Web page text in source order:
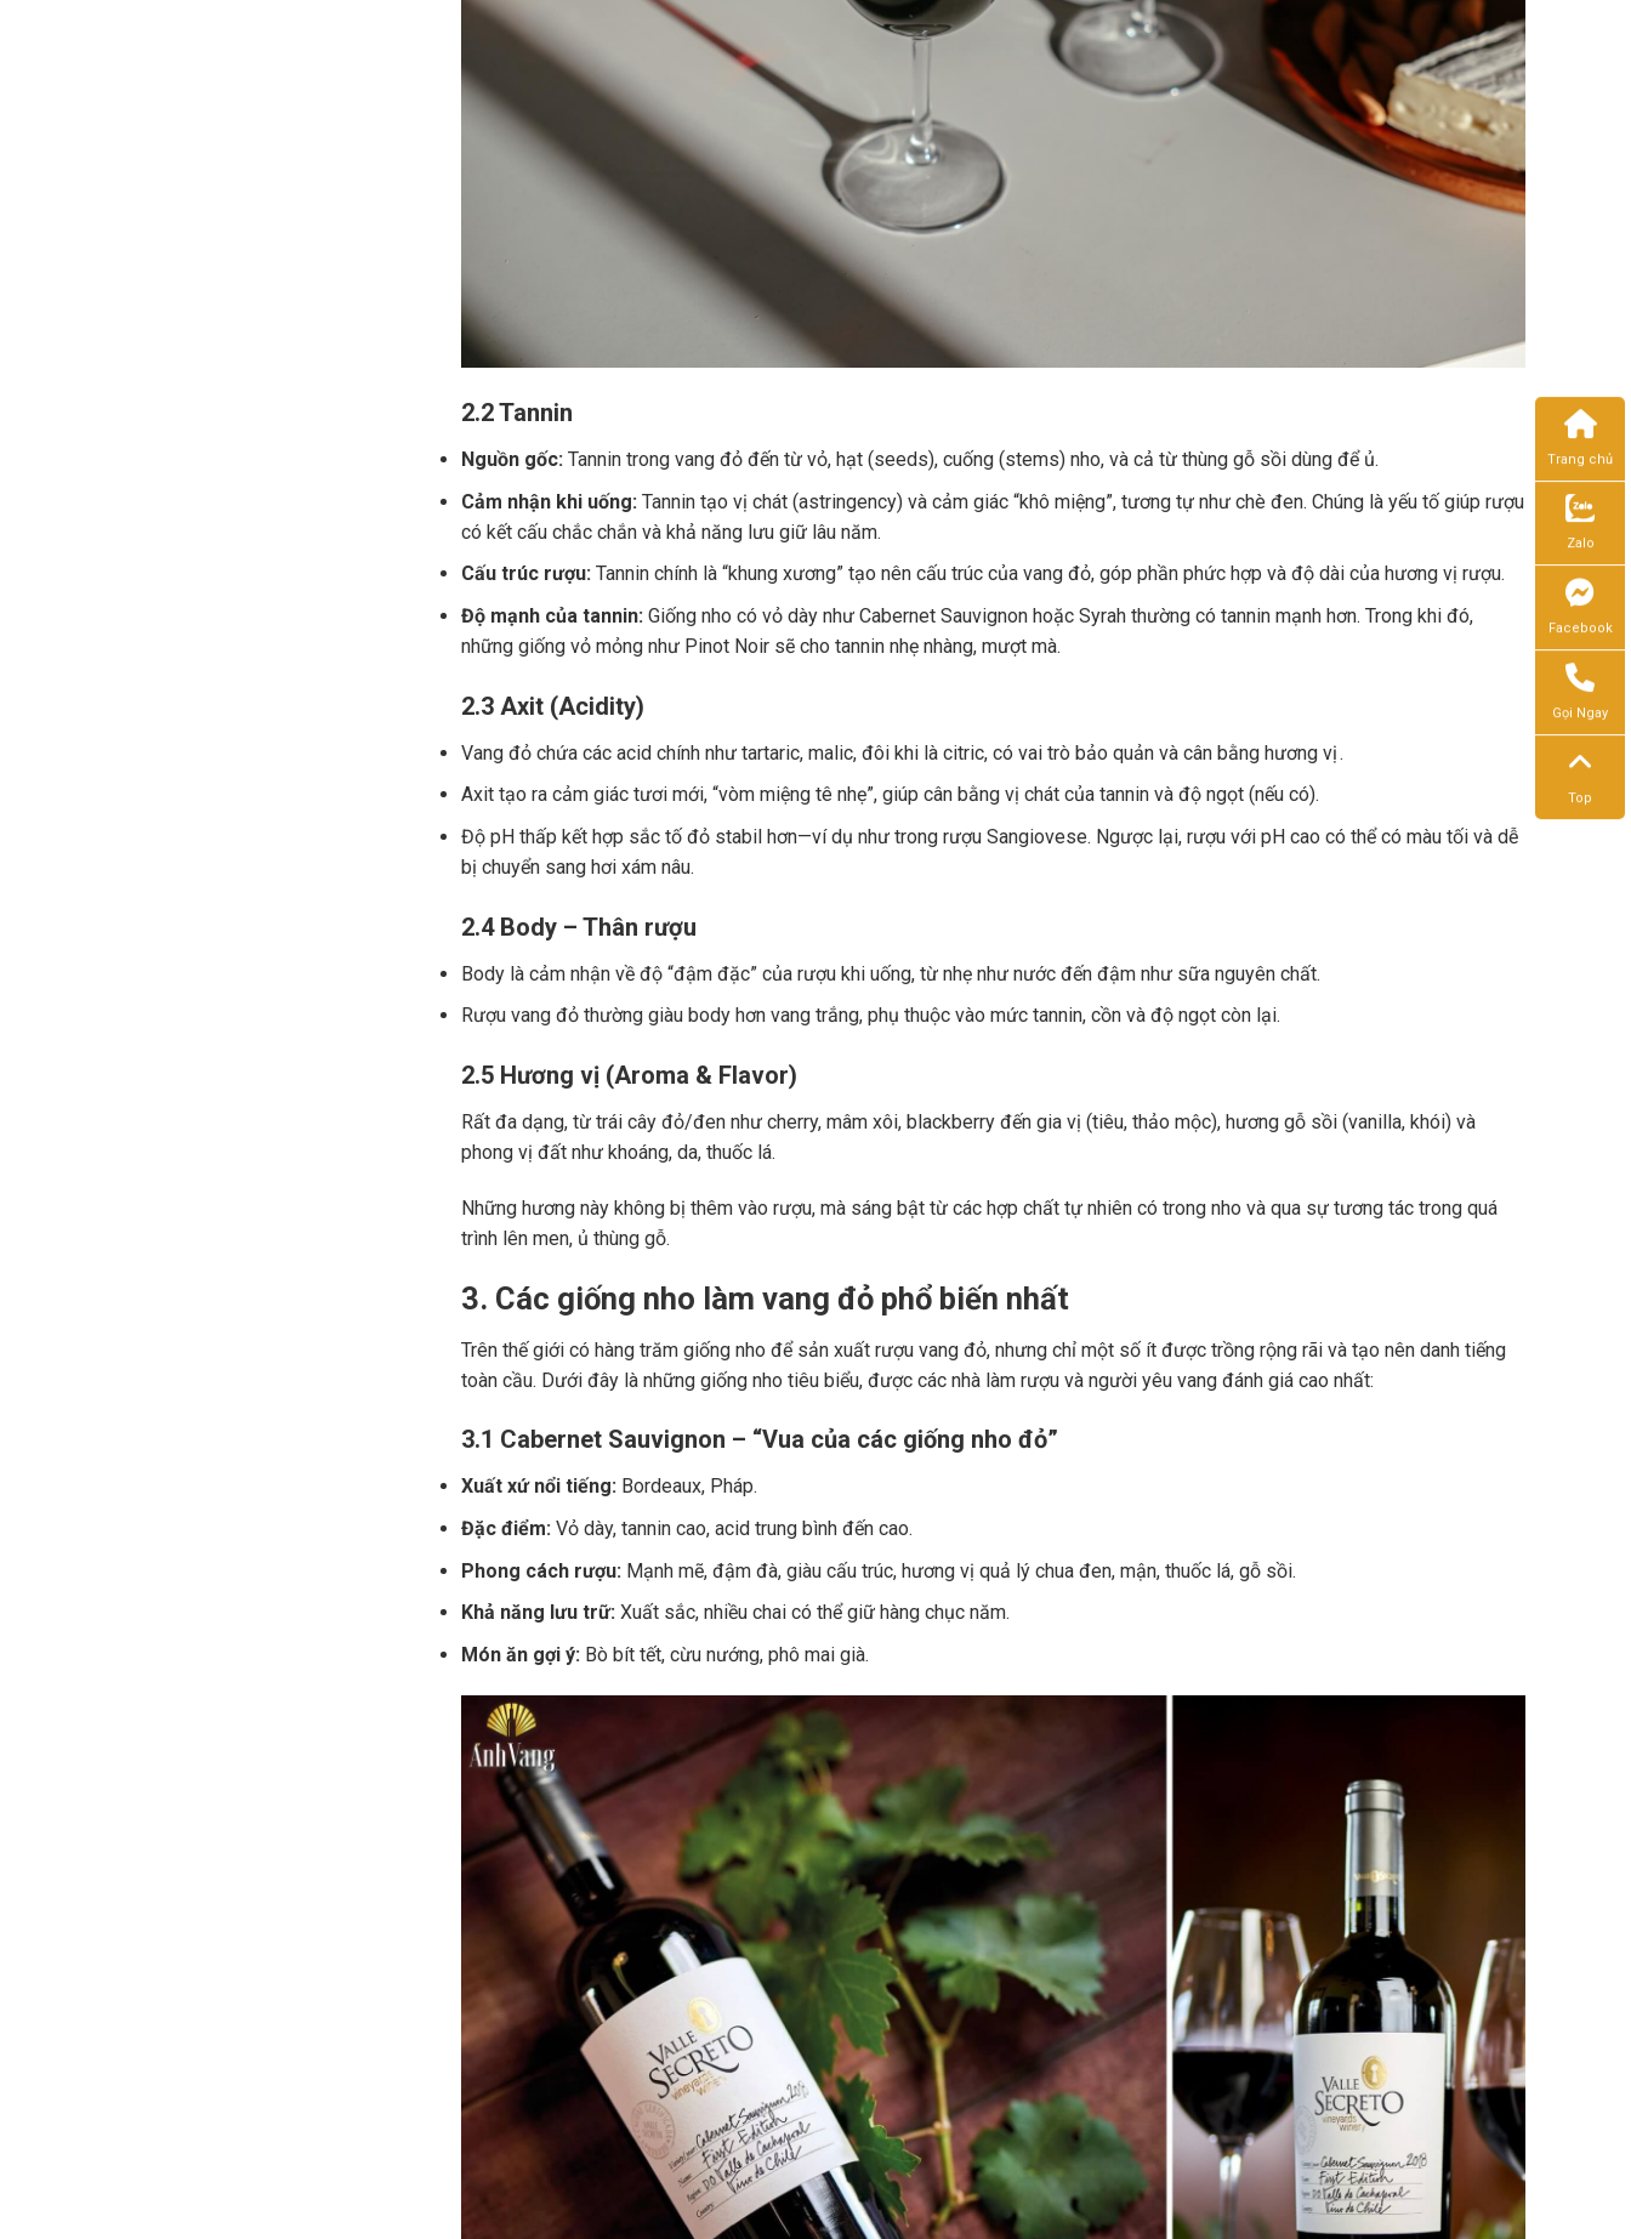
2.2 Tannin
Nguồn gốc:Tannin trong vang đỏ đến từ vỏ, hạt (seeds), cuống (stems) nho, và cả từ thùng gỗ sồi dùng để ủ.
Cảm nhận khi uống:Tannin tạo vị chát (astringency) và cảm giác “khô miệng”, tương tự như chè đen. Chúng là yếu tố giúp rượu
có kết cấu chắc chắn và khả năng lưu giữ lâu năm.
Cấu trúc rượu:Tannin chính là “khung xương” tạo nên cấu trúc của vang đỏ, góp phần phức hợp và độ dài của hương vị rượu.
Độ mạnh của tannin:Giống nho có vỏ dày như Cabernet Sauvignon hoặc Syrah thường có tannin mạnh hơn. Trong khi đó,
những giống vỏ mỏng như Pinot Noir sẽ cho tannin nhẹ nhàng, mượt mà.
2.3 Axit (Acidity)
Vang đỏ chứa các acid chính như tartaric, malic, đôi khi là citric, có vai trò bảo quản và cân bằng hương vị .
Axit tạo ra cảm giác tươi mới, “vòm miệng tê nhẹ”, giúp cân bằng vị chát của tannin và độ ngọt (nếu có).
Độ pH thấp kết hợp sắc tố đỏ stabil hơn—ví dụ như trong rượu Sangiovese. Ngược lại, rượu với pH cao có thể có màu tối và dễ
bị chuyển sang hơi xám nâu.
2.4 Body – Thân rượu
Body là cảm nhận về độ “đậm đặc” của rượu khi uống, từ nhẹ như nước đến đậm như sữa nguyên chất.
Rượu vang đỏ thường giàu body hơn vang trắng, phụ thuộc vào mức tannin, cồn và độ ngọt còn lại.
2.5 Hương vị (Aroma & Flavor)
Rất đa dạng, từ trái cây đỏ/đen như cherry, mâm xôi, blackberry đến gia vị (tiêu, thảo mộc), hương gỗ sồi (vanilla, khói) và
phong vị đất như khoáng, da, thuốc lá.
Những hương này không bị thêm vào rượu, mà sáng bật từ các hợp chất tự nhiên có trong nho và qua sự tương tác trong quá
trình lên men, ủ thùng gỗ.
3. Các giống nho làm vang đỏ phổ biến nhất
Trên thế giới có hàng trăm giống nho để sản xuất rượu vang đỏ, nhưng chỉ một số ít được trồng rộng rãi và tạo nên danh tiếng
toàn cầu. Dưới đây là những giống nho tiêu biểu, được các nhà làm rượu và người yêu vang đánh giá cao nhất:
3.1 Cabernet Sauvignon – “Vua của các giống nho đỏ”
Xuất xứ nổi tiếng:Bordeaux, Pháp.
Đặc điểm:Vỏ dày, tannin cao, acid trung bình đến cao.
Phong cách rượu: Mạnh mẽ, đậm đà, giàu cấu trúc, hương vị quả lý chua đen, mận, thuốc lá, gỗ sồi.
Khả năng lưu trữ:Xuất sắc, nhiều chai có thể giữ hàng chục năm.
Món ăn gợi ý: Bò bít tết, cừu nướng, phô mai già.
Trang chủ
Zalo
Facebook
Gọi Ngay
Top